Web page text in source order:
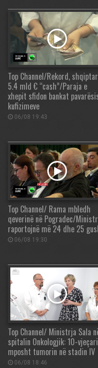
Top Channel/Rekord,
5.4 mld € “cash”/Paraja e
xhepit sfidon bankat
kufizimeve
06/08 19:43
Top Channel/ Rama mbledh
qeverinë në Pogradec/
raportojnë më 24 dhe 25
06/08 19:30
Top Channel/ Ministrja Sala
spitalin Onkologjik: 10-vjeçari
mposht tumorin në stadin IV
06/08 18:46